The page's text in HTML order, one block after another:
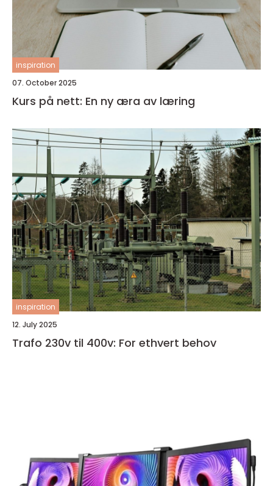
inspiration
07. October 2025
Kurs på nett: En ny æra av læring
inspiration
12. July 2025
Trafo 230v til 400v: For ethvert behov